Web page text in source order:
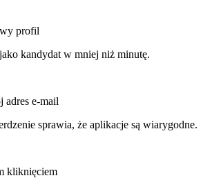
profil
kandydat w mniej niż minutę.
adres e-mail
sprawia, że aplikacje są wiarygodne.
kliknięciem